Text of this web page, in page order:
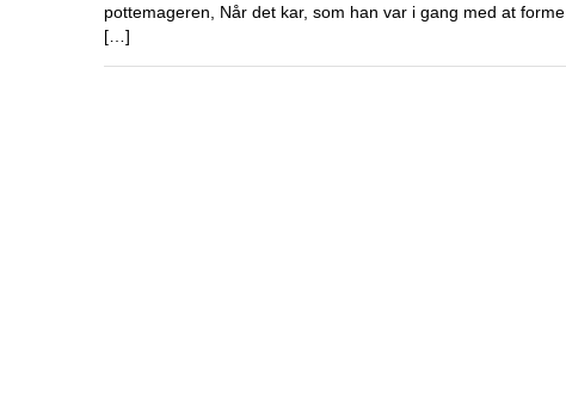
pottemageren, Når det kar, som han var i gang med at forme
[…]